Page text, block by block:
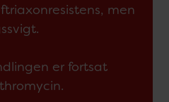
men
er fortsat